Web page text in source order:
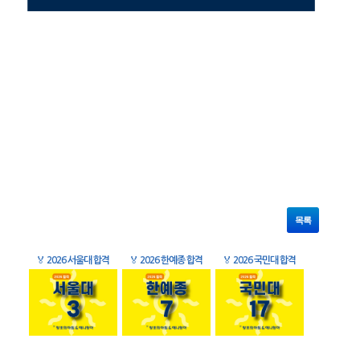
목록
🏅 2026 서울대 합격 🏅 2026 한예종 합격 🏅 2026 국민대 합격